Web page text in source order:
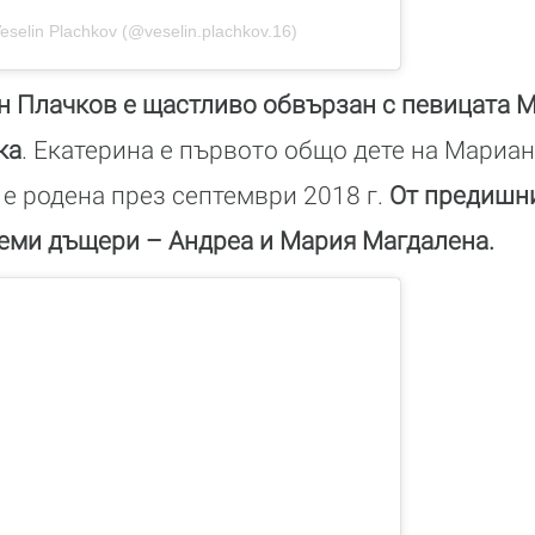
Plachkov (@veselin.plachkov.16)
Плачков е щастливо обвързан с певицата
. Екатерина е първото общо дете на
родена през септември 2018 г. От
дъщери – Андреа и Мария Магдалена.